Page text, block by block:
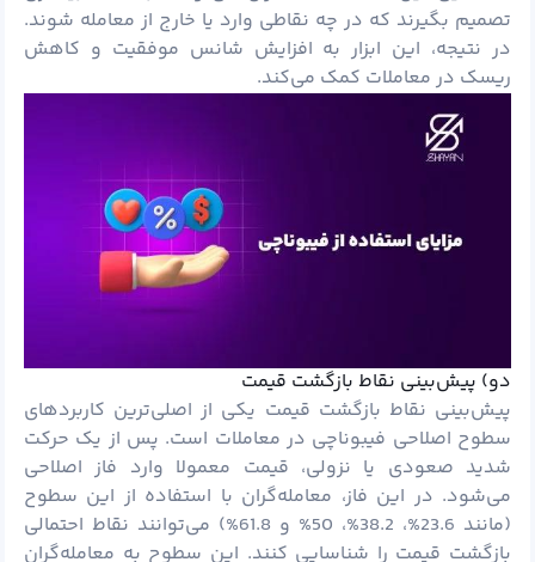
تصمیم بگیرند که در چه نقاطی وارد یا خارج از معامله شوند.
در نتیجه، این ابزار به افزایش شانس موفقیت و کاهش
ریسک در معاملات کمک می‌کند.
دو) پیش‌بینی نقاط بازگشت قیمت
پیش‌بینی نقاط بازگشت قیمت یکی از اصلی‌ترین کاربردهای
سطوح اصلاحی فیبوناچی در معاملات است. پس از یک حرکت
شدید صعودی یا نزولی، قیمت معمولا وارد فاز اصلاحی
می‌شود. در این فاز، معامله‌گران با استفاده از این سطوح
(مانند 23.6%، 38.2%، 50% و 61.8%) می‌توانند نقاط احتمالی
بازگشت قیمت را شناسایی کنند. این سطوح به معامله‌گران